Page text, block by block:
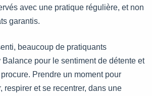
avec une pratique régulière, et non
garantis.
beaucoup de pratiquants
pour le sentiment de détente et
procure. Prendre un moment pour
respirer et se recentrer, dans une